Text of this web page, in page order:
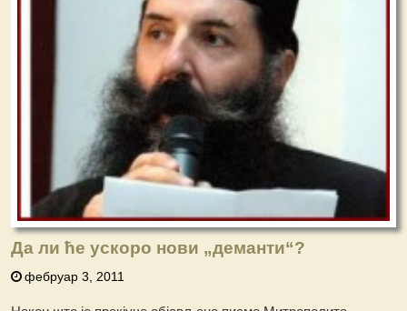
Да ли ће ускоро нови „деманти“?
фебруар 3, 2011